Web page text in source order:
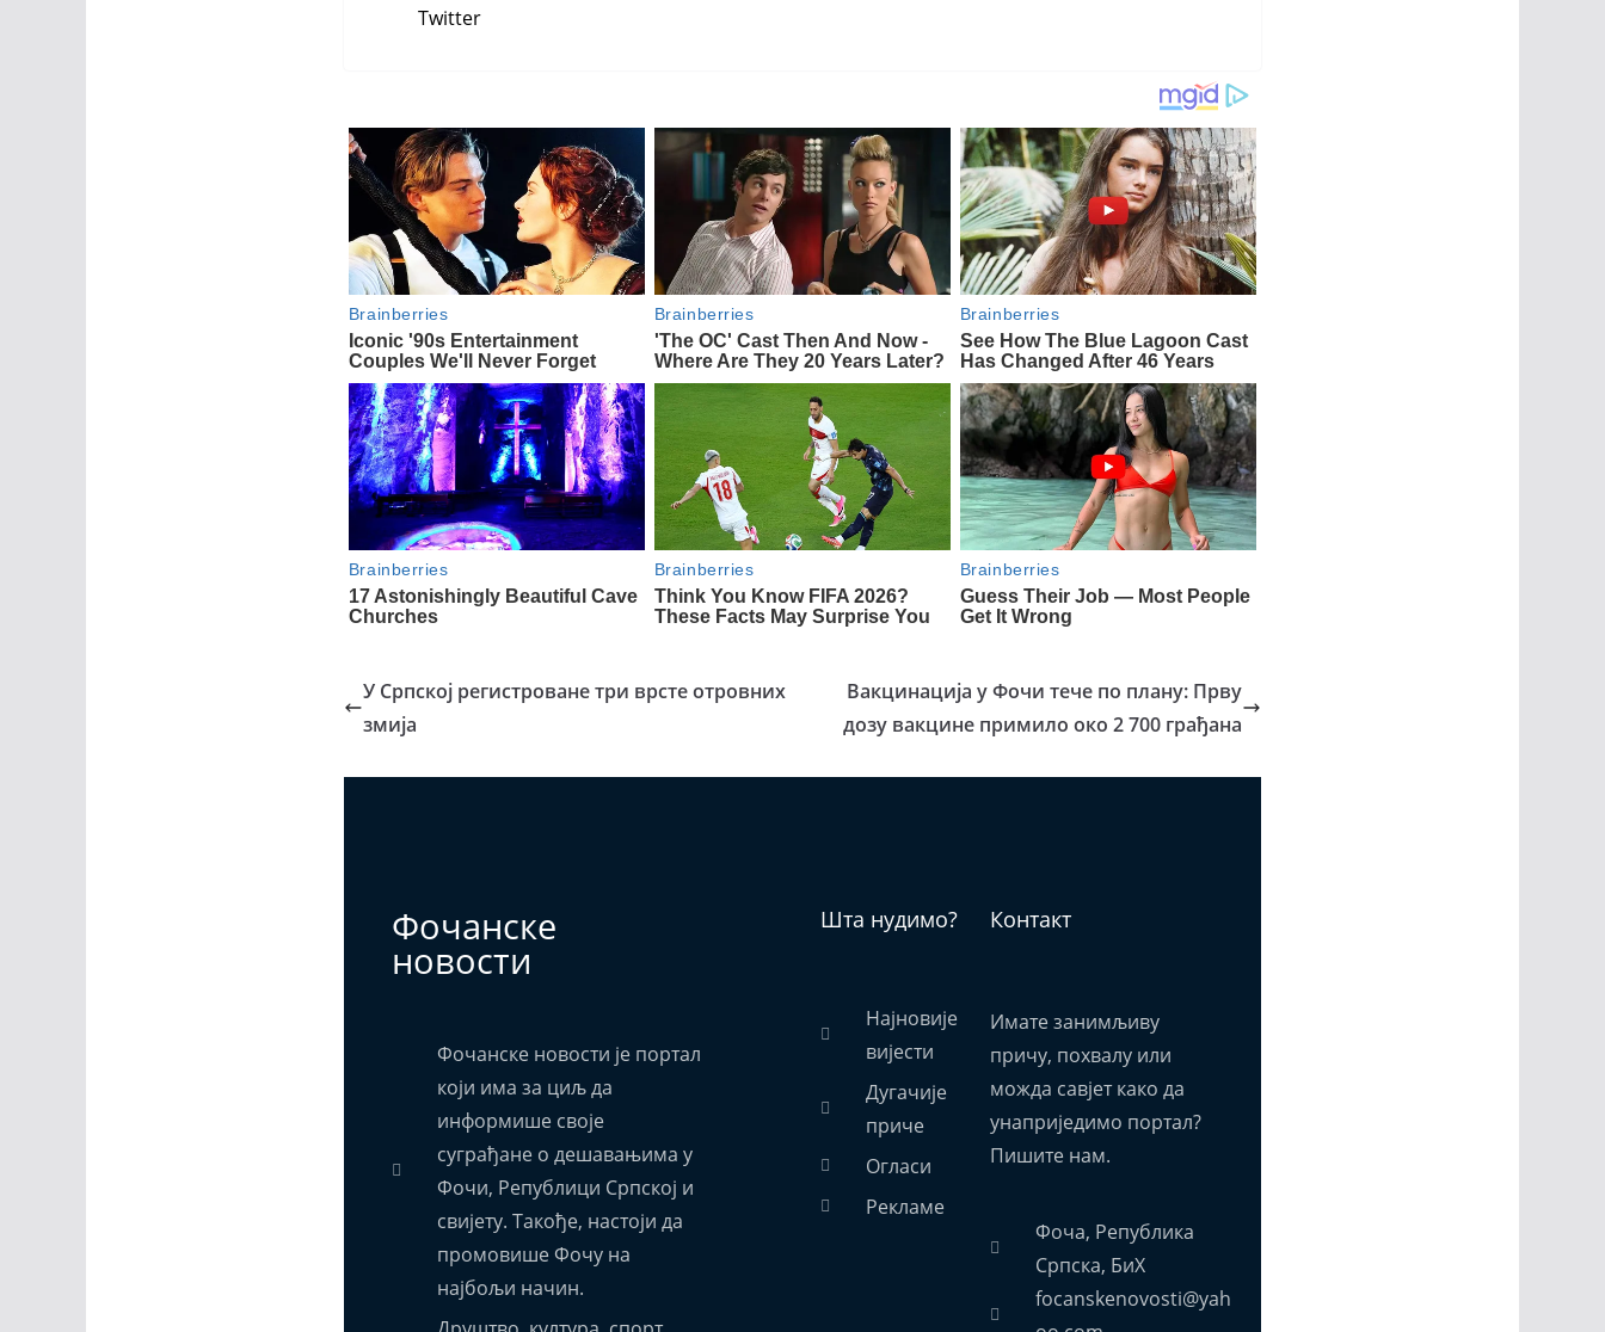
Twitter
У Српској регистроване три врсте отровних
змија
Вакцинација у Фочи тече по плану: Прву
дозу вакцине примило око 2 700 грађана
Фочанске
новости
Фочанске новости је портал
који има за циљ да
информише своје
суграђане о дешавањима у
Фочи, Републици Српској и
свијету. Такође, настоји да
промовише Фочу на
најбољи начин.
Шта нудимо?
Најновије
вијести
Дугачије
приче
Огласи
Рекламе
Контакт
Имате занимљиву
причу, похвалу или
можда савјет како да
унаприједимо портал?
Пишите нам.
Фоча, Република
Српска, БиХ
focanskenovosti@yah